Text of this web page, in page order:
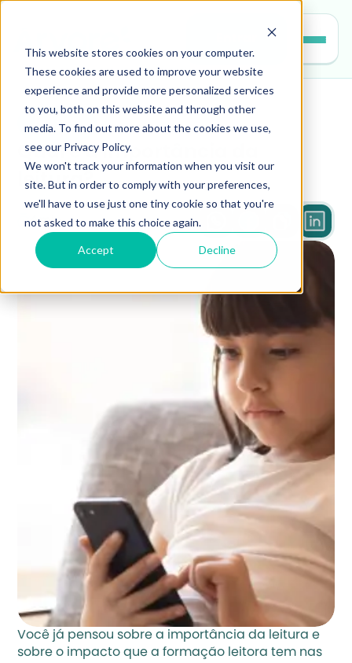
This website stores cookies on your computer.
These cookies are used to improve your website
experience and provide more personalized services
to you, both on this website and through other
media. To find out more about the cookies we use,
see our Privacy Policy.
We won't track your information when you visit our
site. But in order to comply with your preferences,
we'll have to use just one tiny cookie so that you're
not asked to make this choice again.
Accept Decline
leitura
Qual é a importância da
leitura?
4 min
Você já pensou sobre a importância da leitura e
sobre o impacto que a formação leitora tem nas